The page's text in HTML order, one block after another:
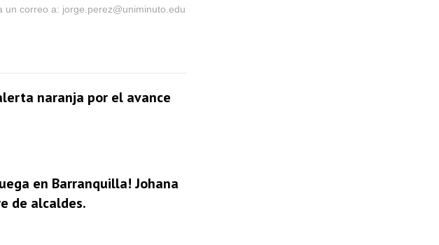
correo a: jorge.perez@uniminuto.edu
naranja por el avance
en Barranquilla! Johana
de alcaldes.